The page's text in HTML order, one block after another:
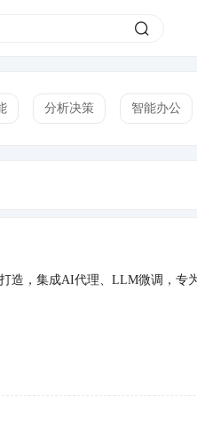
商店
分析决策 智能办公
造，集成AI代理、LLM微调，专